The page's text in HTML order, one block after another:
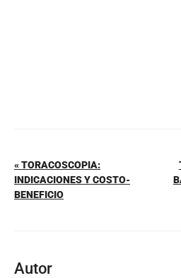
« TORACOSCOPIA:
INDICACIONES Y COSTO-
BENEFICIO
Autor